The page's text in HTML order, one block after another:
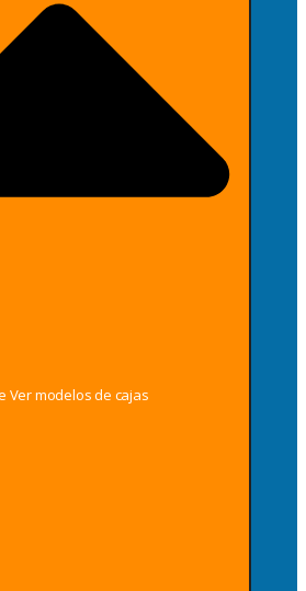
Ver modelos de cajas